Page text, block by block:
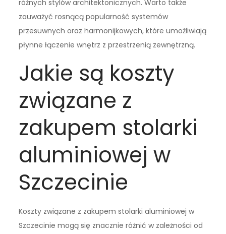
różnych stylów architektonicznych. Warto także
zauważyć rosnącą popularność systemów
przesuwnych oraz harmonijkowych, które umożliwiają
płynne łączenie wnętrz z przestrzenią zewnętrzną.
Jakie są koszty
związane z
zakupem stolarki
aluminiowej w
Szczecinie
Koszty związane z zakupem stolarki aluminiowej w
Szczecinie mogą się znacznie różnić w zależności od